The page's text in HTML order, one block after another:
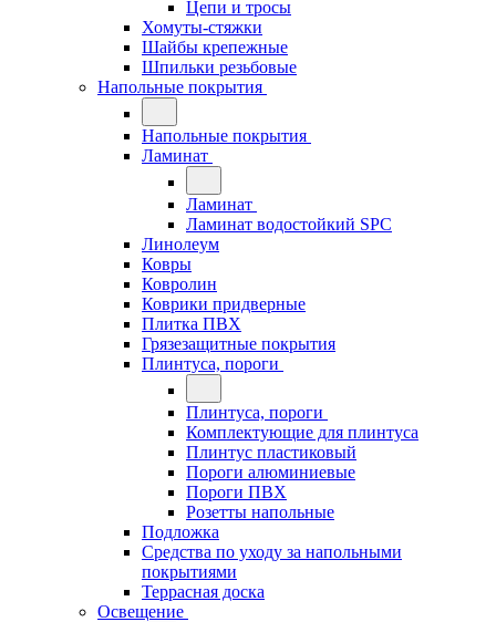
Цепи и тросы
Хомуты-стяжки
Шайбы крепежные
Шпильки резьбовые
Напольные покрытия
Напольные покрытия
Ламинат
Ламинат
Ламинат водостойкий SPC
Линолеум
Ковры
Ковролин
Коврики придверные
Плитка ПВХ
Грязезащитные покрытия
Плинтуса, пороги
Плинтуса, пороги
Комплектующие для плинтуса
Плинтус пластиковый
Пороги алюминиевые
Пороги ПВХ
Розетты напольные
Подложка
Средства по уходу за напольными
покрытиями
Террасная доска
Освещение